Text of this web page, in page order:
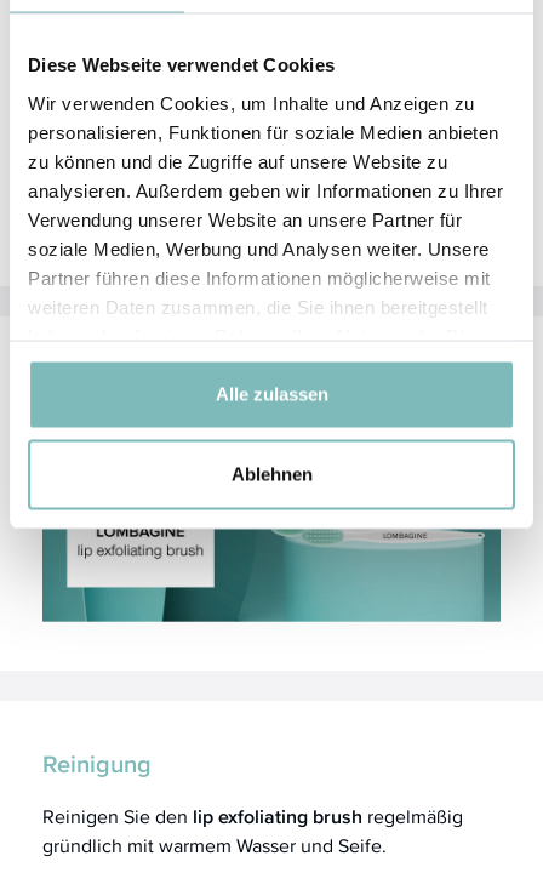
Diese Webseite verwendet Cookies
Wir verwenden Cookies, um Inhalte und Anzeigen zu
personalisieren, Funktionen für soziale Medien anbieten
zu können und die Zugriffe auf unsere Website zu
analysieren. Außerdem geben wir Informationen zu Ihrer
Verwendung unserer Website an unsere Partner für
soziale Medien, Werbung und Analysen weiter. Unsere
Partner führen diese Informationen möglicherweise mit
weiteren Daten zusammen, die Sie ihnen bereitgestellt
gesammelt haben.
Alle zulassen
Ablehnen
Bei der Anwendung am Abend können Sie nochmals
die Lippenpflege großzügig auftragen und gut
einwirken lassen. Bei einer Anwendung am Tag sind
die Lippen nach der Massage ideal für das
gewünschte Make-up vorbereitet und können sofort
geschminkt werden.
Reinigung
Reinigen Sie den lip exfoliating brush regelmäßig
gründlich mit warmem Wasser und Seife.